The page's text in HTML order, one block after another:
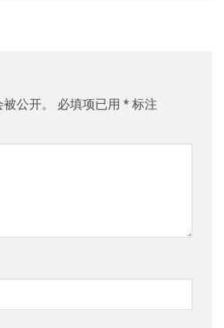
公开。 必填项已用 * 标注